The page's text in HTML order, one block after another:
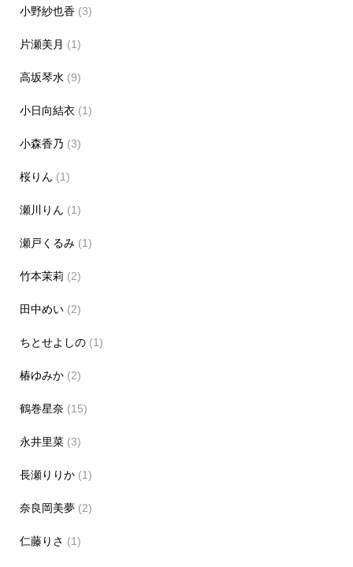
小野紗也香(3)
片瀬美月 (1)
高坂琴水 (9)
小日向結衣(1)
小森香乃 (3)
桜りん (1)
瀬川りん (1)
瀬戸くるみ(1)
竹本茉莉 (2)
田中めい(2)
ちとせよしの(1)
椿ゆみか(2)
鶴巻星奈 (15)
永井里菜(3)
長瀬りりか(1)
奈良岡美夢(2)
仁藤りさ (1)